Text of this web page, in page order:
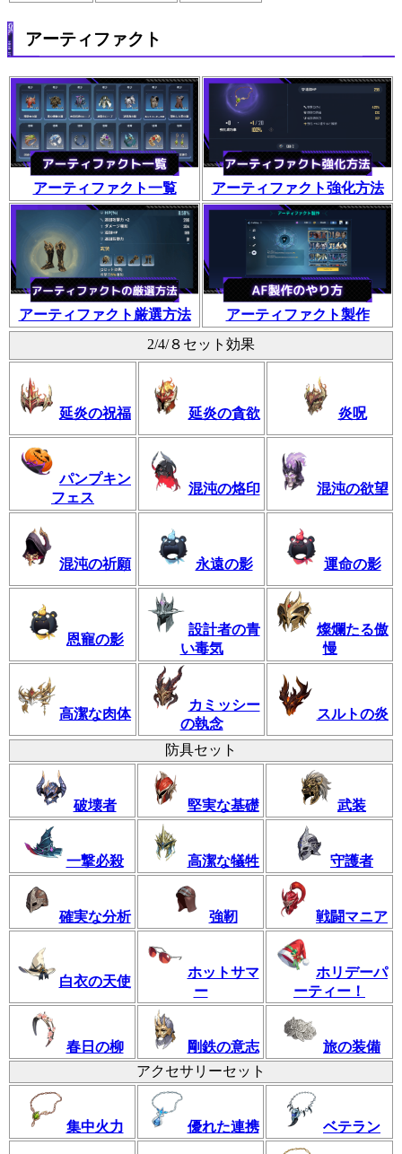
アーティファクト
アーティファクト一覧 アーティファクト強化方法
アーティファクト厳選方法
アーティファクト製作
2/4/８セット効果
延炎の祝福 延炎の貪欲 炎呪
パンプキン
フェス
混沌の烙印 混沌の欲望
混沌の祈願 永遠の影 運命の影
恩寵の影
設計者の青
い毒気
燦爛たる傲
慢
高潔な肉体
カミッシー
の執念
スルトの炎
防具セット
破壊者 堅実な基礎 武装
一撃必殺 高潔な犠牲 守護者
確実な分析 強靭 戦闘マニア
白衣の天使
ホットサマ
ー
ホリデーパ
ーティー！
春日の柳 剛鉄の意志
旅の装備
アクセサリーセット
集中火力 優れた連携 ベテラン